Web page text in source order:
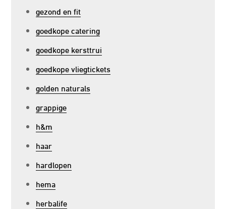
gezond en fit
goedkope catering
goedkope kersttrui
goedkope vliegtickets
golden naturals
grappige
h&m
haar
hardlopen
hema
herbalife